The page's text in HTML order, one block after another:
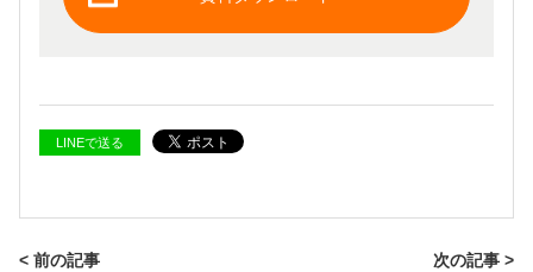
LINEで送る
< 前の記事 次の記事 >